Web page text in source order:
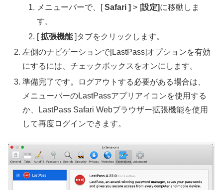
メニューバーで、[Safari ] > [設定]に移動しま
す。
[拡張機能]タブをクリックします。
左側のナビゲーションで[LastPass]オプションを有効
にするには、チェックボックスをオンにします。
準備完了です。ログアウトする必要がある場合は、
メニューバーのLastPassアプリアイコンを使用する
か、LastPass Safari Webブラウザー拡張機能を使用
して再度ログインできます。